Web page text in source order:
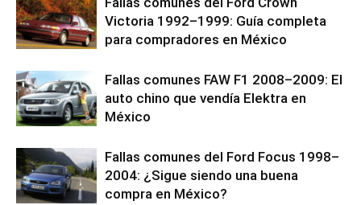
Victoria 1992–1999: Guía completa
para compradores en México
Fallas comunes FAW F1 2008–2009: El
auto chino que vendía Elektra en
México
Fallas comunes del Ford Focus 1998–
2004: ¿Sigue siendo una buena
compra en México?